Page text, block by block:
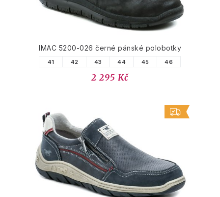
IMAC 5200-026 černé pánské polobotky
41 42 43 44 45 46
2 295 Kč